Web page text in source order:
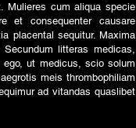
Mulieres cum aliqua specie
et consequenter causare
placental sequitur. Maxima
litteras medicas,
ut medicus, scio solum
meis thrombophiliam
ad vitandas quaslibet